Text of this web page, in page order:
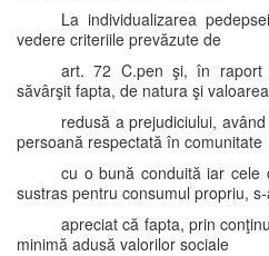
La individualizarea
vedere criteriile prevăzute de
art. 72 C.pen şi, în
săvârşit fapta, de natura şi valoarea
redusă a prejudiciului,
persoană respectată în comunitate
cu o bună conduită iar cele
sustras pentru consumul propriu,
apreciat că fapta, prin
minimă adusă valorilor sociale